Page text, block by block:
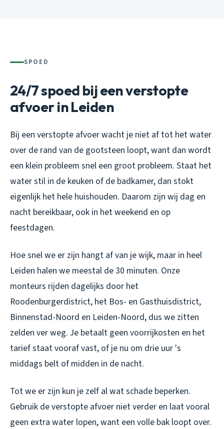
SPOED
24/7 spoed bij een verstopte
afvoer in Leiden
Bij een verstopte afvoer wacht je niet af tot het water
over de rand van de gootsteen loopt, want dan wordt
een klein probleem snel een groot probleem. Staat het
water stil in de keuken of de badkamer, dan stokt
eigenlijk het hele huishouden. Daarom zijn wij dag en
nacht bereikbaar, ook in het weekend en op
feestdagen.
Hoe snel we er zijn hangt af van je wijk, maar in heel
Leiden halen we meestal de 30 minuten. Onze
monteurs rijden dagelijks door het
Roodenburgerdistrict, het Bos- en Gasthuisdistrict,
Binnenstad-Noord en Leiden-Noord, dus we zitten
zelden ver weg. Je betaalt geen voorrijkosten en het
tarief staat vooraf vast, of je nu om drie uur 's
middags belt of midden in de nacht.
Tot we er zijn kun je zelf al wat schade beperken.
Gebruik de verstopte afvoer niet verder en laat vooral
geen extra water lopen, want een volle bak loopt over.